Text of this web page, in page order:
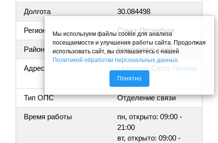
Долгота 30.084498
Регион Санкт-Петербург
Район Красносельский
Адрес
г Красное Село, Ленина
пр-кт, 81А
Тип ОПС Отделение связи
Время работы
пн, открыто: 09:00 -
21:00
вт, открыто: 09:00 -
Мы используем файлы cookie для анализа
посещаемости и улучшения работы сайта. Продолжая
использовать сайт, вы соглашаетесь с нашей
Политикой обработки персональных данных.
Понятно